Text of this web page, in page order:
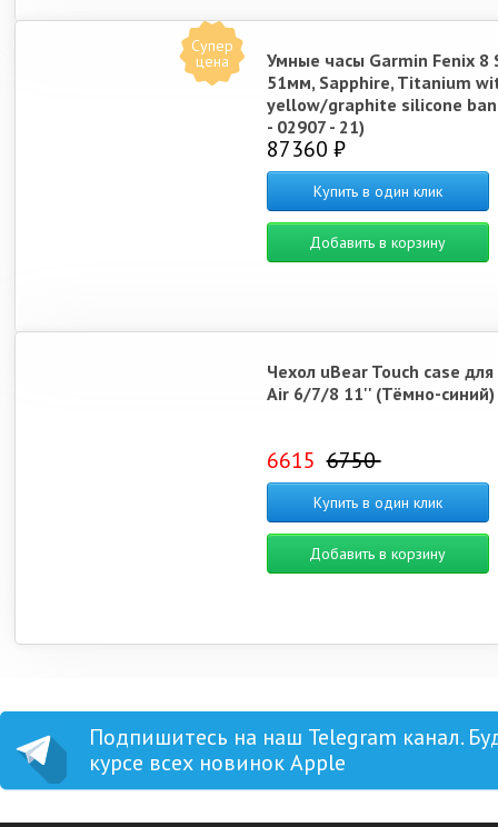
Супер
цена
Умные часы Garmin Fenix 8
51мм, Sapphire, Titanium
yellow/graphite silicone
- 02907 - 21)
87360 ₽
Купить в один клик
Добавить в корзину
Чехол uBear Touch case
Air 6/7/8 11'' (Тёмно-синий)
6615 6750
Купить в один клик
Добавить в корзину
Подпишитесь на наш Telegram канал.
курсе всех новинок Apple